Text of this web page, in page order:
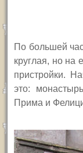
По большей
круглая, но на
пристройки.
это:
Прима и